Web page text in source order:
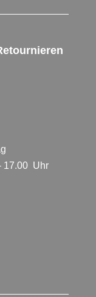
17.00 Uhr